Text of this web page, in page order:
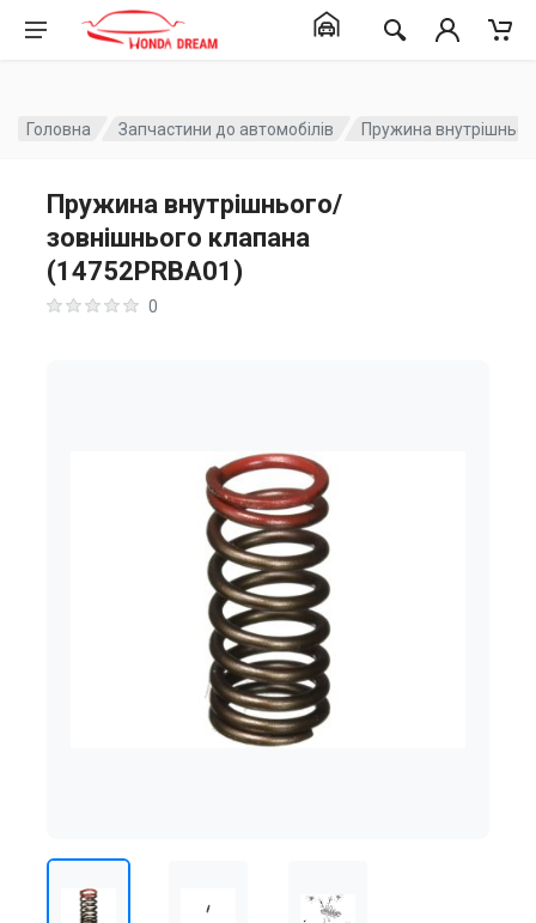
Головна Запчастини до автомобілів Пружина
Пружина внутрішнього/
зовнішнього клапана
(14752PRBA01)
0